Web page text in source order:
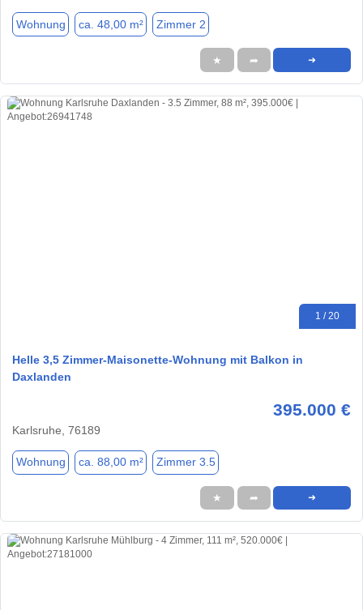
Wohnung ca. 48,00 m² Zimmer 2
★ ➦ ➜
1 / 20
Helle 3,5 Zimmer-Maisonette-Wohnung mit Balkon in
Daxlanden
395.000 €
Karlsruhe, 76189
Wohnung ca. 88,00 m² Zimmer 3.5
★ ➦ ➜